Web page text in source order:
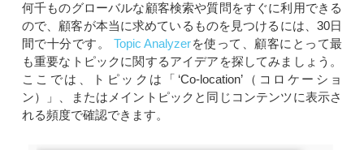
何千ものグローバルな顧客検索や質問をすぐに利用できる
ので、顧客が本当に求めているものを見つけるには、30日
間で十分です。 Topic Analyzerを使って、顧客にとって最
も重要なトピックに関するアイデアを探してみましょう。
ここでは、トピックは「‘Co-location’（コロケーショ
ン）」、またはメイントピックと同じコンテンツに表示さ
れる頻度で確認できます。